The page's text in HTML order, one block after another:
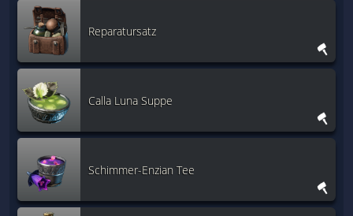
Reparatursatz
Calla Luna Suppe
Schimmer-Enzian Tee